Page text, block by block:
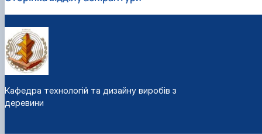
Кафедра технологій та дизайну виробів з
деревини